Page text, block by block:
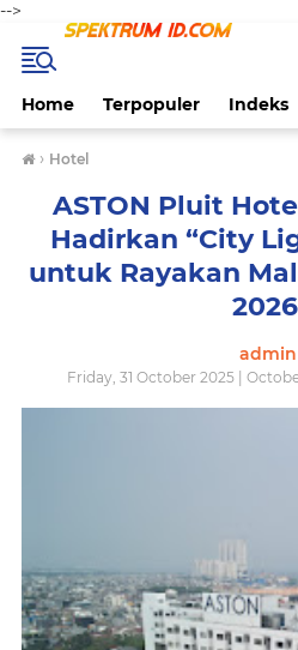
-->
Home Terpopuler Indeks
› Hotel
ASTON Pluit
Hadirkan “City
untuk Rayakan
admin
Friday, 31 October 2025 |